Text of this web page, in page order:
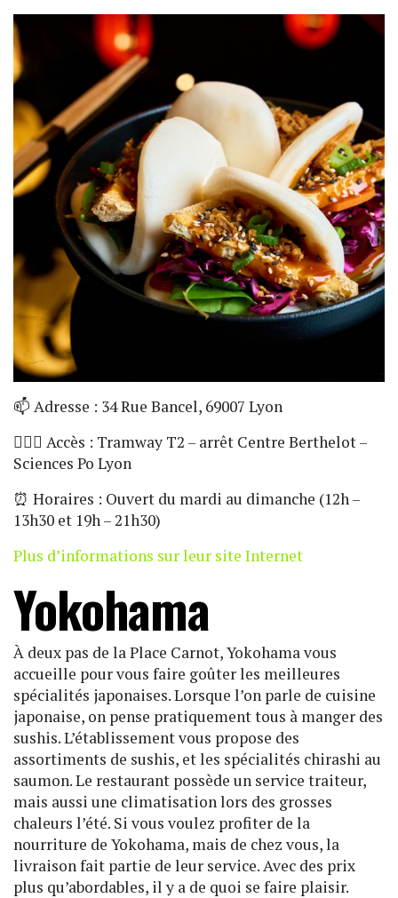
📫 Adresse : 34 Rue Bancel, 69007 Lyon
🏃🏼‍♀️ Accès : Tramway T2 – arrêt Centre Berthelot –
Sciences Po Lyon
⏰ Horaires : Ouvert du mardi au dimanche (12h –
13h30 et 19h – 21h30)
Plus d’informations sur leur site Internet
Yokohama
À deux pas de la Place Carnot, Yokohama vous
accueille pour vous faire goûter les meilleures
spécialités japonaises. Lorsque l’on parle de cuisine
japonaise, on pense pratiquement tous à manger des
sushis. L’établissement vous propose des
assortiments de sushis, et les spécialités chirashi au
saumon. Le restaurant possède un service traiteur,
mais aussi une climatisation lors des grosses
chaleurs l’été. Si vous voulez profiter de la
nourriture de Yokohama, mais de chez vous, la
livraison fait partie de leur service. Avec des prix
plus qu’abordables, il y a de quoi se faire plaisir.